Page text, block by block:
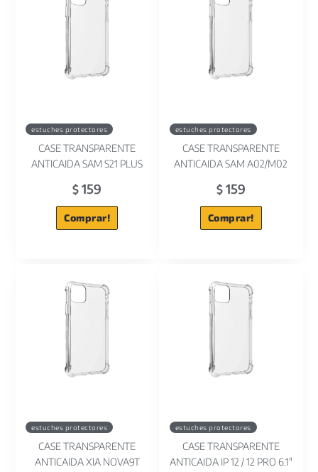
estuches protectores
CASE TRANSPARENTE
ANTICAIDA SAM S21 PLUS
$ 159
Comprar!
estuches protectores
CASE TRANSPARENTE
ANTICAIDA SAM A02/M02
$159
Comprar!
estuches protectores
CASE TRANSPARENTE
ANTICAIDA XIA NOVA9T
estuches protectores
CASE TRANSPARENTE
ANTICAIDA IP 12 / 12 PRO 6.1"